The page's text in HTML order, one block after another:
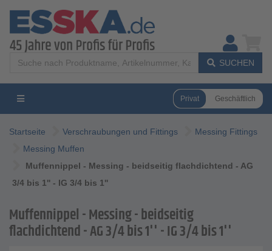
SUCHEN
Privat Geschäftlich
Startseite Verschraubungen und Fittings
Messing Fittings
Messing Muffen
Muffennippel - Messing - beidseitig flachdichtend - AG
3/4 bis 1'' - IG 3/4 bis 1''
Muffennippel - Messing - beidseitig
flachdichtend - AG 3/4 bis 1'' - IG 3/4 bis 1''